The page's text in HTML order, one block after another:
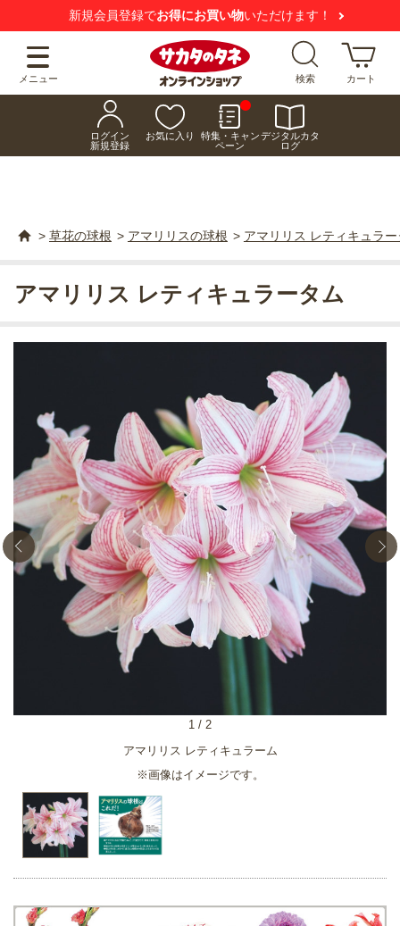
新規会員登録でお得にお買い物いただけます！
メニュー 検索 カート
ログイン
新規登録
お気に入り
特集・キャン
ペーン
デジタルカタ
ログ
> 草花の球根 > アマリリスの球根 > アマリリス レティキュラー
アマリリス レティキュラーム
※画像はイメージです。
1 / 2
アマリリス レティキュラータム